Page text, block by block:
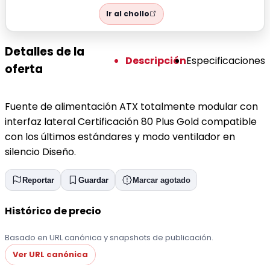
interfaz lateral Certificación 80 Plus Gold...
Ir al chollo
Detalles de la
oferta
DescripciónEspecificaciones
Fuente de alimentación ATX totalmente modular con
interfaz lateral Certificación 80 Plus Gold compatible
con los últimos estándares y modo ventilador en
silencio Diseño.
Reportar Guardar Marcar agotado
Histórico de precio
Basado en URL canónica y snapshots de publicación.
Ver URL canónica